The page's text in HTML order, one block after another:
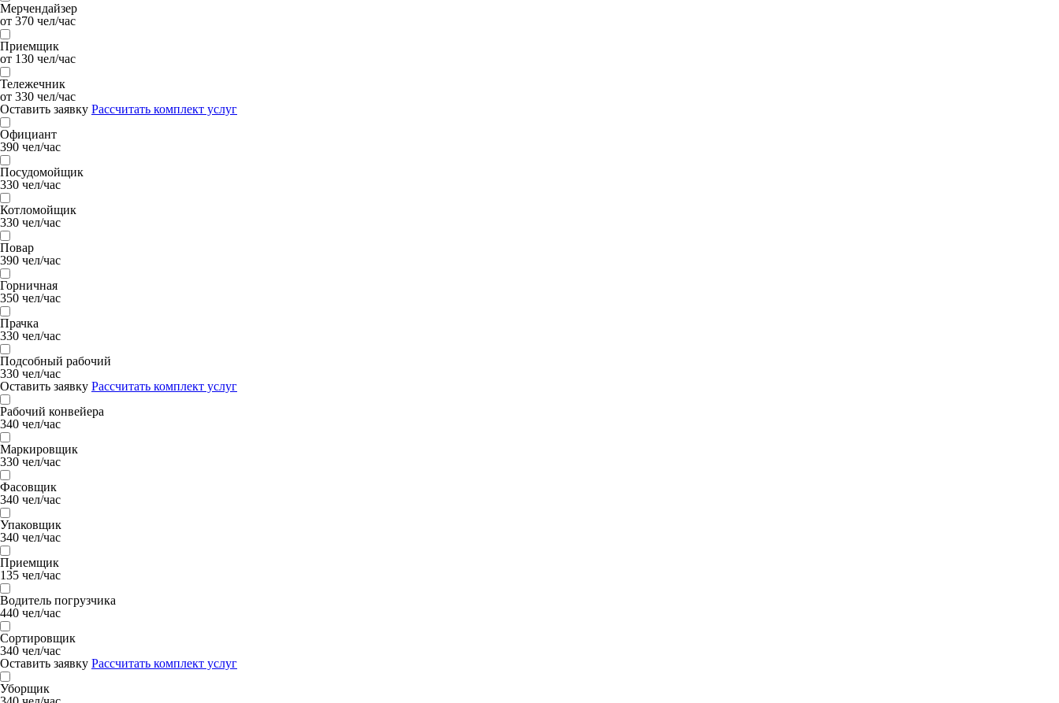
Мерчендайзер
от 370 чел/час
Приемщик
от 130 чел/час
Тележечник
от 330 чел/час
Оставить заявку Рассчитать комплект услуг
Официант
390 чел/час
Посудомойщик
330 чел/час
Котломойщик
330 чел/час
Повар
390 чел/час
Горничная
350 чел/час
Прачка
330 чел/час
Подсобный рабочий
330 чел/час
Оставить заявку Рассчитать комплект услуг
Рабочий конвейера
340 чел/час
Маркировщик
330 чел/час
Фасовщик
340 чел/час
Упаковщик
340 чел/час
Приемщик
135 чел/час
Водитель погрузчика
440 чел/час
Сортировщик
340 чел/час
Оставить заявку Рассчитать комплект услуг
Уборщик